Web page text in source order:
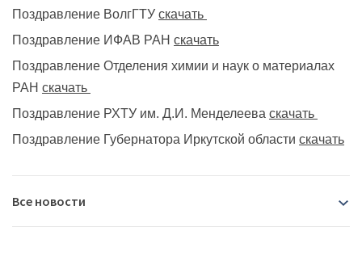
Поздравление ВолгГТУ скачать
Поздравление ИФАВ РАН скачать
Поздравление Отделения химии и наук о материалах
РАН скачать
Поздравление РХТУ им. Д.И. Менделеева скачать
Поздравление Губернатора Иркутской области скачать
Все новости